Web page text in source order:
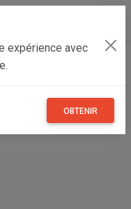
expérience avec
OBTENIR